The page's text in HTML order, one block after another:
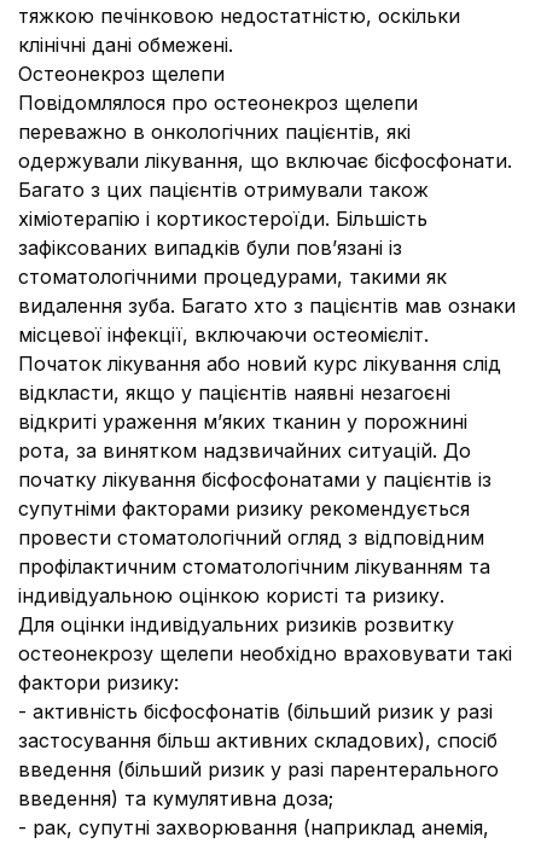
тяжкою печінковою недостатністю, оскільки
клінічні дані обмежені.
Остеонекроз щелепи
Повідомлялося про остеонекроз щелепи
переважно в онкологічних пацієнтів, які
одержували лікування, що включає бісфосфонати.
Багато з цих пацієнтів отримували також
хіміотерапію і кортикостероїди. Більшість
зафіксованих випадків були пов’язані із
стоматологічними процедурами, такими як
видалення зуба. Багато хто з пацієнтів мав ознаки
місцевої інфекції, включаючи остеомієліт.
Початок лікування або новий курс лікування слід
відкласти, якщо у пацієнтів наявні незагоєні
відкриті ураження м’яких тканин у порожнині
рота, за винятком надзвичайних ситуацій. До
початку лікування бісфосфонатами у пацієнтів із
супутніми факторами ризику рекомендується
провести стоматологічний огляд з відповідним
профілактичним стоматологічним лікуванням та
індивідуальною оцінкою користі та ризику.
Для оцінки індивідуальних ризиків розвитку
остеонекрозу щелепи необхідно враховувати такі
фактори ризику:
- активність бісфосфонатів (більший ризик у разі
застосування більш активних складових), спосіб
введення (більший ризик у разі парентерального
введення) та кумулятивна доза;
- рак, супутні захворювання (наприклад анемія,